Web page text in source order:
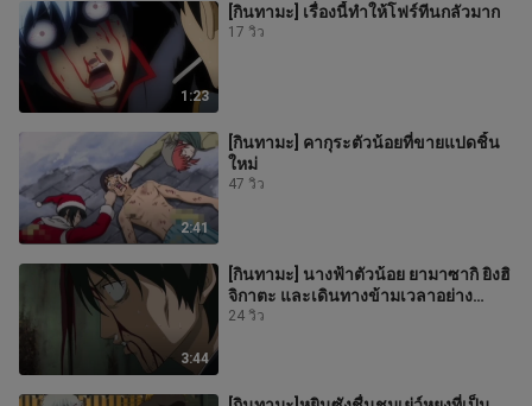
1:23
[กินทามะ] เรื่องนี้ทำให้โฟร์ทีนกลัวมาก
17 วิว
2:41
[กินทามะ] คากุระตัวน้อยที่ขายแปดชิ้น
ใหม่
47 วิว
3:44
[กินทามะ] นางฟ้าตัวน้อย ยามาซากิ ยิงฮิ
จิกาตะ และเดินทางข้ามเวลาอย่าง
อธิบายไม่ถูก (พิเศษ ยามาซากิ)
24 วิว